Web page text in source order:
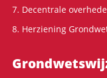
7. Decentrale
8. Herziening